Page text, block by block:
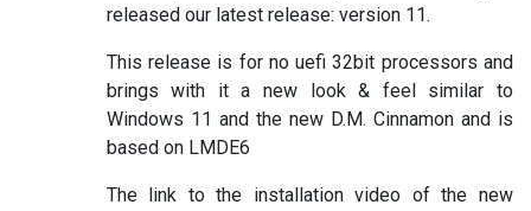
released our latest release: version 11.
This release is for no uefi 32bit processors and
brings with it a new look & feel similar to
Windows 11 and the new D.M. Cinnamon and is
based on LMDE6
The link to the installation video of the new